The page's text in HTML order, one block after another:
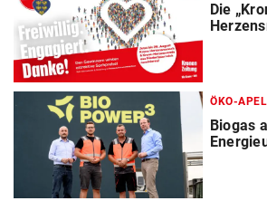
Die
ÖKO-
Biogas